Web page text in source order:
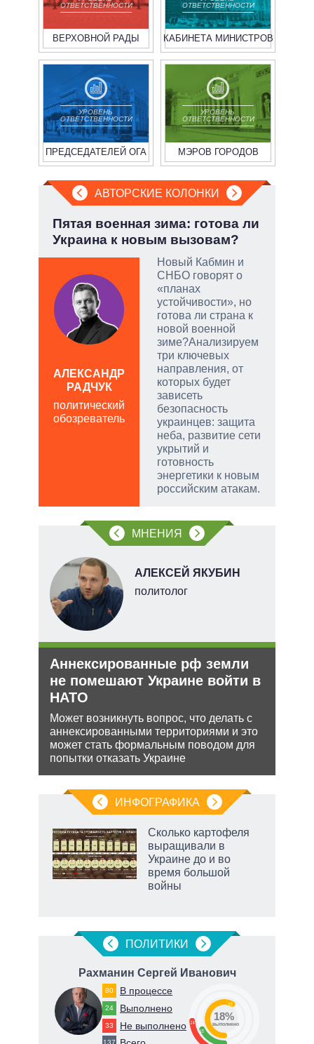
ОТВЕТСТВЕННОСТИ
ВЕРХОВНОЙ РАДЫ
ОТВЕТСТВЕННОСТИ
КАБИНЕТА МИНИСТРОВ
УРОВЕНЬ
ОТВЕТСТВЕННОСТИ
ПРЕДСЕДАТЕЛЕЙ ОГА
УРОВЕНЬ
ОТВЕТСТВЕННОСТИ
МЭРОВ ГОРОДОВ
АВТОРСКИЕ КОЛОНКИ
Пятая военная зима: готова ли
Украина к новым вызовам?
Новый Кабмин и
СНБО говорят о
«планах
устойчивости», но
готова ли страна к
новой военной
зиме?Анализируем
три ключевых
направления, от
которых будет
зависеть
безопасность
украинцев: защита
неба, развитие сети
укрытий и
готовность
энергетики к новым
российским атакам.
АЛЕКСАНДР
РАДЧУК
политический
обозреватель
МНЕНИЯ
АЛЕКСЕЙ ЯКУБИН
политолог
Аннексированные рф земли
не помешают Украине войти в
НАТО
Может возникнуть вопрос, что делать с
аннексированными территориями и это
может стать формальным поводом для
попытки отказать Украине
ИНФОГРАФИКА
Сколько картофеля
выращивали в
Украине до и во
время большой
войны
ПОЛИТИКИ
Рахманин Сергей Иванович
80 В процессе
24 Выполнено
33 Не выполнено 24
18
58
18%
выполнено